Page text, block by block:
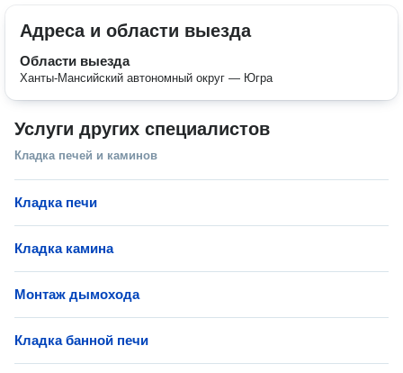
Адреса и области выезда
Области выезда
Ханты-Мансийский автономный округ — Югра
Услуги других специалистов
Кладка печей и каминов
Кладка печи
Кладка камина
Монтаж дымохода
Кладка банной печи